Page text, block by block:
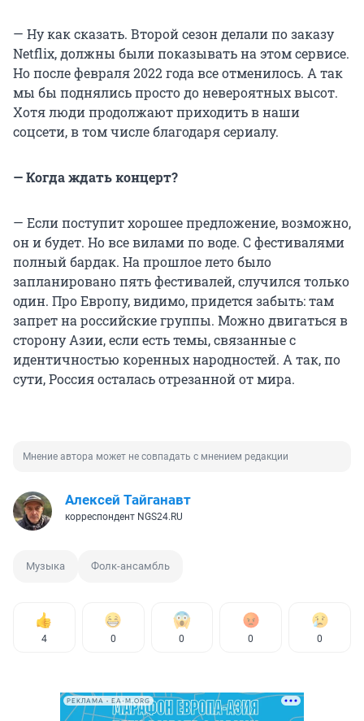
— Ну как сказать. Второй сезон делали по заказу
Netflix, должны были показывать на этом сервисе.
Но после февраля 2022 года все отменилось. А так
мы бы поднялись просто до невероятных высот.
Хотя люди продолжают приходить в наши
соцсети, в том числе благодаря сериалу.
— Когда ждать концерт?
— Если поступит хорошее предложение, возможно,
он и будет. Но все вилами по воде. С фестивалями
полный бардак. На прошлое лето было
запланировано пять фестивалей, случился только
один. Про Европу, видимо, придется забыть: там
запрет на российские группы. Можно двигаться в
сторону Азии, если есть темы, связанные с
идентичностью коренных народностей. А так, по
сути, Россия осталась отрезанной от мира.
Мнение автора может не совпадать с мнением редакции
Алексей Тайганавт
корреспондент NGS24.RU
Музыка Фолк-ансамбль
4 0 0 0 0
РЕКЛАМА • EA-M.ORG